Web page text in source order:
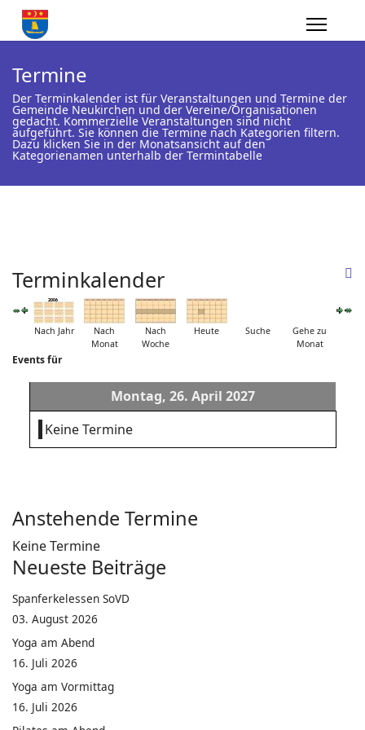
Termine
Der Terminkalender ist für Veranstaltungen und Termine der
Gemeinde Neukirchen und der Vereine/Organisationen
gedacht. Kommerzielle Veranstaltungen sind nicht
aufgeführt. Sie können die Termine nach Kategorien filtern.
Dazu klicken Sie in der Monatsansicht auf den
Kategorienamen unterhalb der Termintabelle
Terminkalender
Nach Jahr
Nach
Monat
Nach
Woche
Heute Suche
Gehe zu
Monat
Events für
Montag, 26. April 2027
Keine Termine
Anstehende Termine
Keine Termine
Neueste Beiträge
Spanferkelessen SoVD
03. August 2026
Yoga am Abend
16. Juli 2026
Yoga am Vormittag
16. Juli 2026